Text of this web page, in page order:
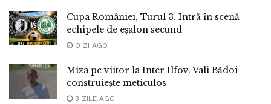
Cupa României, Turul 3. Intră în scenă
echipele de eșalon secund
O ZI AGO
Miza pe viitor la Inter Ilfov. Vali Bădoi
construiește meticulos
3 ZILE AGO